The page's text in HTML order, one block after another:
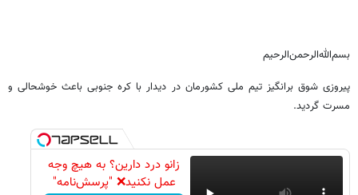
بسم‌الله‌الرحمن‌الرحیم
پیروزی شوق برانگیز تیم ملی کشورمان در دیدار با کره جنوبی باعث خوشحالی و
مسرت گردید.
زانو درد دارین؟ به هیچ وجه
عمل نکنید❌ "پرسش‌نامه"